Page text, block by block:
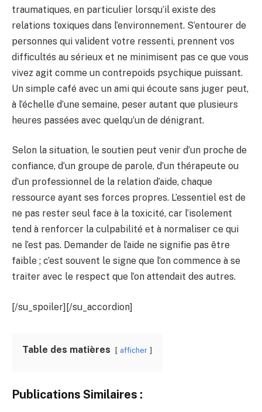
traumatiques, en particulier lorsqu’il existe des
relations toxiques dans l’environnement. S’entourer de
personnes qui valident votre ressenti, prennent vos
difficultés au sérieux et ne minimisent pas ce que vous
vivez agit comme un contrepoids psychique puissant.
Un simple café avec un ami qui écoute sans juger peut,
à l’échelle d’une semaine, peser autant que plusieurs
heures passées avec quelqu’un de dénigrant.
Selon la situation, le soutien peut venir d’un proche de
confiance, d’un groupe de parole, d’un thérapeute ou
d’un professionnel de la relation d’aide, chaque
ressource ayant ses forces propres. L’essentiel est de
ne pas rester seul face à la toxicité, car l’isolement
tend à renforcer la culpabilité et à normaliser ce qui
ne l’est pas. Demander de l’aide ne signifie pas être
faible ; c’est souvent le signe que l’on commence à se
traiter avec le respect que l’on attendait des autres.
[/su_spoiler][/su_accordion]
Table des matières afficher
Publications Similaires :